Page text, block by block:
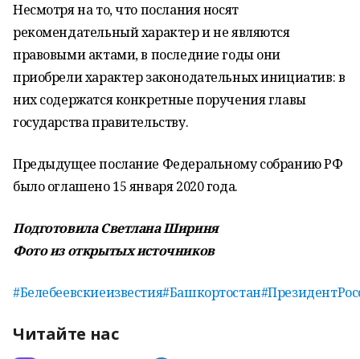
Несмотря на то, что послания носят
рекомендательный характер и не являются
правовыми актами, в последние годы они
приобрели характер законодательных инициатив: в
них содержатся конкретные поручения главы
государства правительству.
Предыдущее послание Федеральному собранию РФ
было оглашено 15 января 2020 года.
Подготовила Светлана Шириня
Фото из открытых источников
#Белебеевскиеизвестия#Башкортостан
Читайте нас